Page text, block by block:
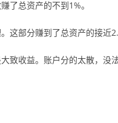
了总资产的不到1%。
这部分赚到了总资产的接近
致收益。账户分的太散，没